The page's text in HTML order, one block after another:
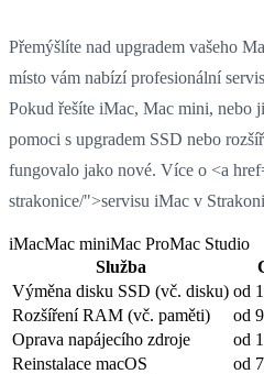
Přemýšlíte nad upgradem vašeho
místo vám nabízí profesionální
Pokud řešíte iMac, Mac mini, nebo
pomoci s upgradem SSD nebo
fungovalo jako nové. Více o <a
strakonice/">servisu iMac v
iMacMac miniMac ProMac Studio
Služba
Výměna disku SSD (vč. disku) od
Rozšíření RAM (vč. paměti)
od
Oprava napájecího zdroje
od
Reinstalace macOS
od